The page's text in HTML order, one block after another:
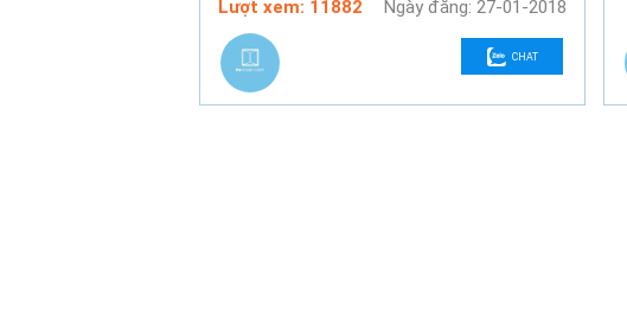
Lượt xem: 11882
Ngày đăng: 27-01-2018
CHAT